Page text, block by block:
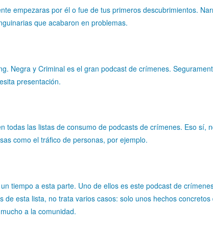
empezaras por él o fue de tus primeros descubrimientos.
que acabaron en problemas.
Negra y Criminal es el gran podcast de crímenes.
presentación.
todas las listas de consumo de podcasts de crímenes. Eso sí,
como el tráfico de personas, por ejemplo.
tiempo a esta parte. Uno de ellos es este podcast de
esta lista, no trata varios casos: solo unos hechos concretos
a la comunidad.